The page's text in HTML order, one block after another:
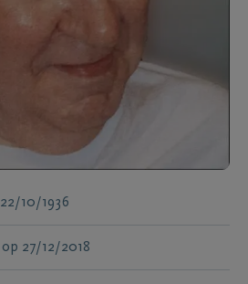
22/10/1936
op 27/12/2018